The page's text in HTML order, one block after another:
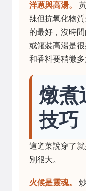
洋蔥與高湯。
辣但抗氧化物
的最好，沒時
或罐裝高湯是
和香料要稍微多
燉煮
技巧
這道菜說穿了
別很大。
火候是靈魂。